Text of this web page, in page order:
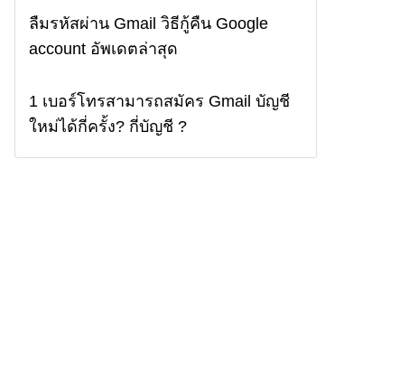
Email
ลืมรหัสผ่าน Gmail วิธีกู้คืน Google
account อัพเดตล่าสุด
Email
1 เบอร์โทรสามารถสมัคร Gmail บัญชี
ใหม่ได้กี่ครั้ง? กี่บัญชี ?